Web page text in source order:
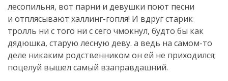
лесопильня, вот парни и девушки поют песни
и отплясывают халлинг-гопля! И вдруг старик
тролль ни с того ни с сего чмокнул, будто бы как
дядюшка, старую лесную деву. а ведь на самом-то
деле никаким родственником он ей не приходился;
поцелуй вышел самый взаправдашний.